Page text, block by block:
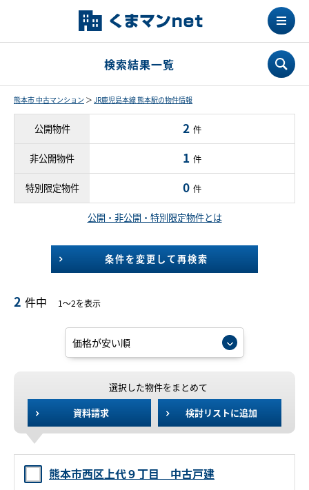
検索結果一覧
熊本市 中古マンション ＞ JR鹿児島本線 熊本駅の物件情報
公開物件 2 件
非公開物件 1 件
特別限定物件 0 件
公開・非公開・特別限定物件とは
条件を変更して再検索
2 件中 1～2を表示
選択した物件をまとめて
資料請求
検討リストに追加
熊本市西区上代９丁目 中古戸建